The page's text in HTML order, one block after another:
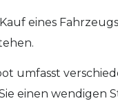
eines
umfasst
einen wendigen